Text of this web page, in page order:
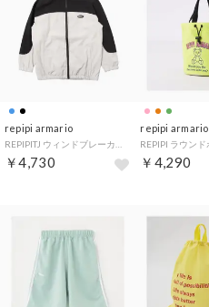
repipi armario
￥4,730
repipi armario
￥4,290